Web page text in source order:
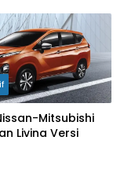
Mitsubishi
Livina Versi